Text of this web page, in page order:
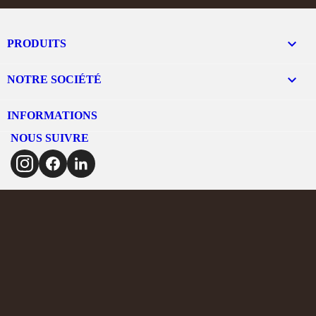
PRODUITS 
NOTRE SOCIÉTÉ 
INFORMATIONS
NOUS SUIVRE